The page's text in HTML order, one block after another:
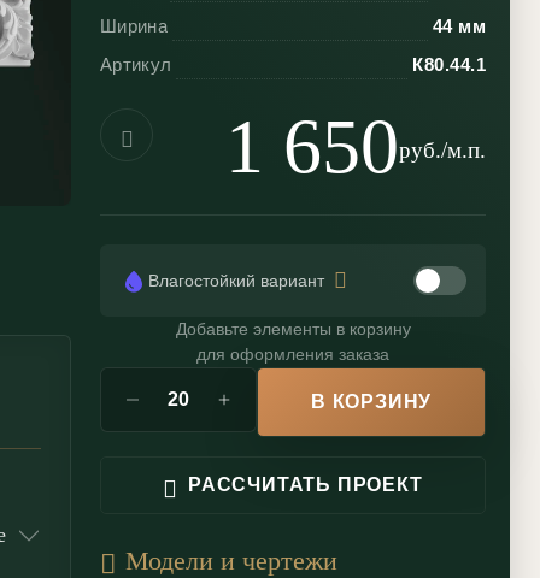
Ширина
44 мм
Артикул
К80.44.1
1 650руб./м.п.
Влагостойкий вариант
Добавьте элементы в корзину
для оформления заказа
В КОРЗИНУ
РАССЧИТАТЬ ПРОЕКТ
Модели и чертежи